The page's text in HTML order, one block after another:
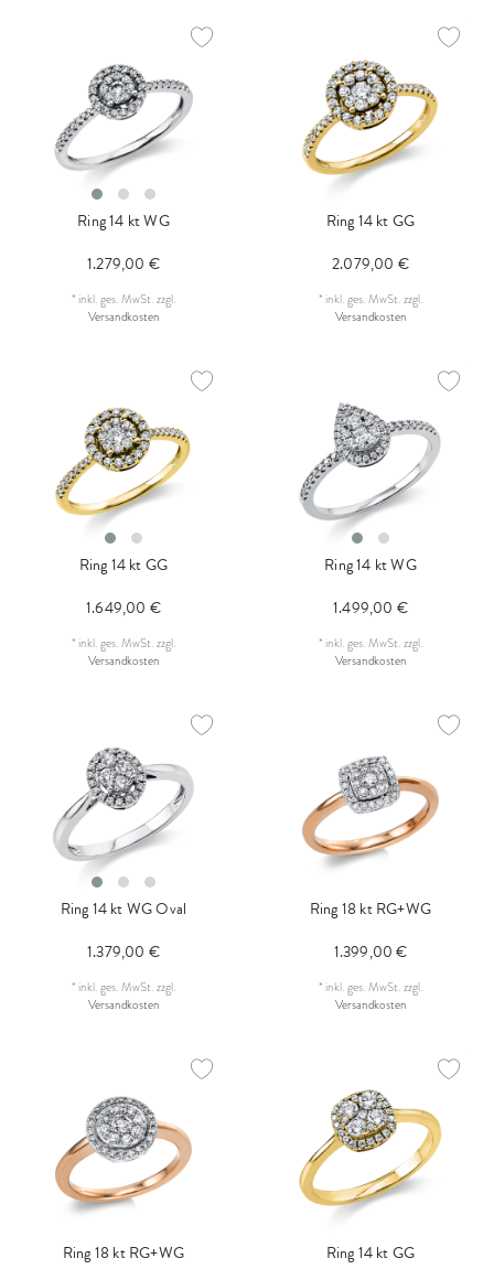
Ring 14 kt WG
1.279,00 €
* inkl. ges. MwSt.zzgl.
Versandkosten
Ring 14 kt GG
2.079,00 €
* inkl. ges. MwSt.zzgl.
Versandkosten
Ring 14 kt GG
1.649,00 €
* inkl. ges. MwSt.zzgl.
Versandkosten
Ring 14 kt WG
1.499,00 €
* inkl. ges. MwSt.zzgl.
Versandkosten
Ring 14 kt WG Oval
1.379,00 €
* inkl. ges. MwSt.zzgl.
Versandkosten
Ring 18 kt RG+WG
1.399,00 €
* inkl. ges. MwSt.zzgl.
Versandkosten
Ring 18 kt RG+WG Ring 14 kt GG